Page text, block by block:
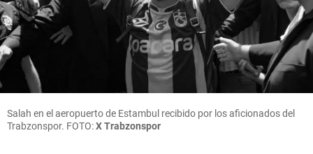
Salah en el aeropuerto de Estambul recibido por los aficionados del
Trabzonspor. FOTO:X Trabzonspor